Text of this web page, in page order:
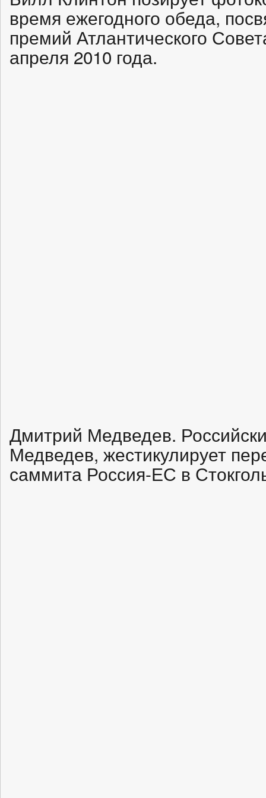
время ежегодного обеда,
премий Атлантического
апреля 2010 года.
Дмитрий Медведев.
Медведев, жестикулирует
саммита Россия-ЕС в